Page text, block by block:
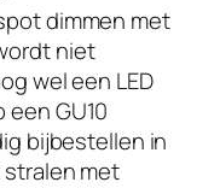
dimmen met
niet
wel een LED
GU10
bijbestellen in
met